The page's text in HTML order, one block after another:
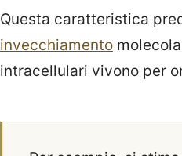
Questa caratteristica
invecchiamento
intracellulari vivono per